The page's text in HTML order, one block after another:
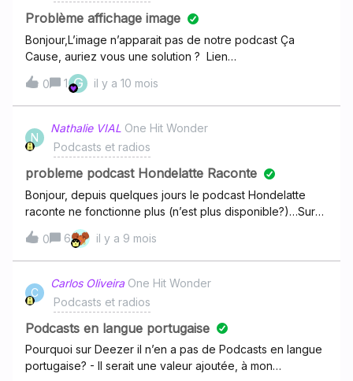
Problème affichage image
Bonjour,L’image n’apparait pas de notre podcast Ça
Cause, auriez vous une solution ? Lien
RSS: https://media.rss.com/ca-cause/feed.xml
0
1 G il y a 10 mois
N
Nathalie VIAL One Hit Wonder
Podcasts et radios
probleme podcast Hondelatte Raconte
Bonjour, depuis quelques jours le podcast Hondelatte
raconte ne fonctionne plus (n’est plus disponible?)…Sur
l’app iOS c’est indiqué « impossible de charger cette
page, nous n’arrivons pas à nous connecter » et sur
CarPlay c’est un chargement infini. Quelqu’un a-t-il la
solution? Ce n’est pas un souci de connexion, j’ai
constaté le même problème sur plusieurs comptes
Deezer et sur plusieurs réseaux (Wifi ou mobiles)Merci
pour votre aide!
0 6 il y a 9 mois
C
Carlos Oliveira One Hit Wonder
Podcasts et radios
Podcasts en langue portugaise
Pourquoi sur Deezer il n’en a pas de Podcasts en langue
portugaise? - Il serait une valeur ajoutée, à mon